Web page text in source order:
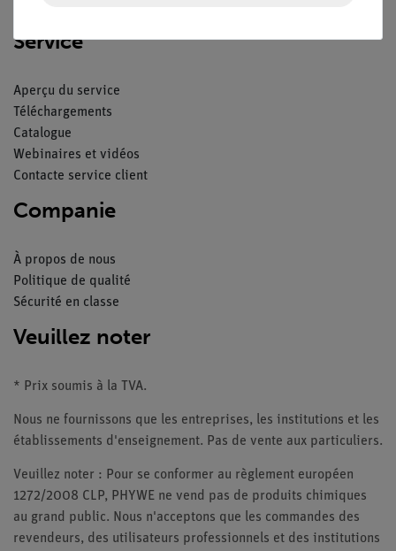
Service
Aperçu du service
Téléchargements
Catalogue
Webinaires et vidéos
Contacte service client
Companie
À propos de nous
Politique de qualité
Sécurité en classe
Veuillez noter
* Prix soumis à la TVA.
Nous ne fournissons que les entreprises, les institutions et les
établissements d'enseignement. Pas de vente aux particuliers.
Veuillez noter : Pour se conformer au règlement européen
1272/2008 CLP, PHYWE ne vend pas de produits chimiques
au grand public. Nous n'acceptons que les commandes des
revendeurs, des utilisateurs professionnels et des institutions